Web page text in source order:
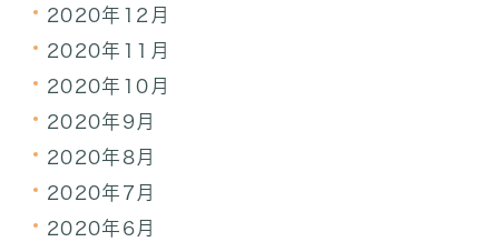
2020年12月
2020年11月
2020年10月
2020年9月
2020年8月
2020年7月
2020年6月